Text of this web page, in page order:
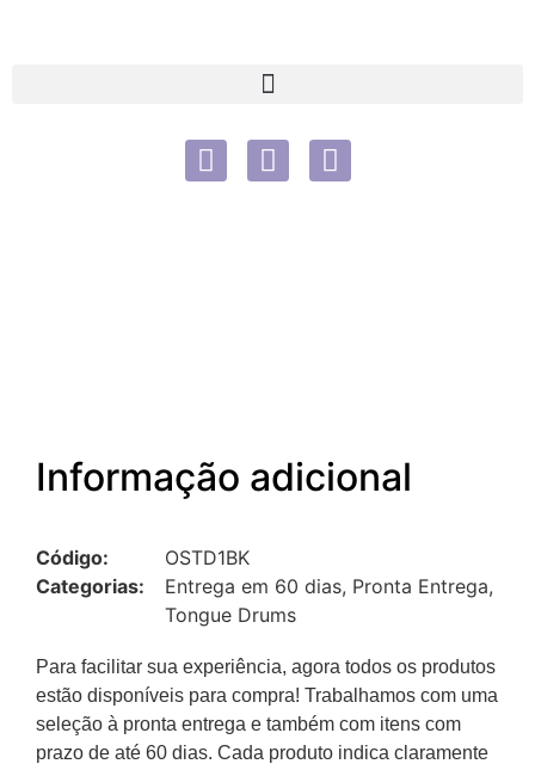
Informação adicional
Código:
OSTD1BK
Categorias:
Entrega em 60 dias, Pronta Entrega,
Tongue Drums
Para facilitar sua experiência, agora todos os produtos
estão disponíveis para compra! Trabalhamos com uma
seleção à pronta entrega e também com itens com
prazo de até 60 dias. Cada produto indica claramente